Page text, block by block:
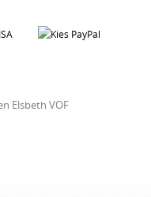
Elsbeth VOF